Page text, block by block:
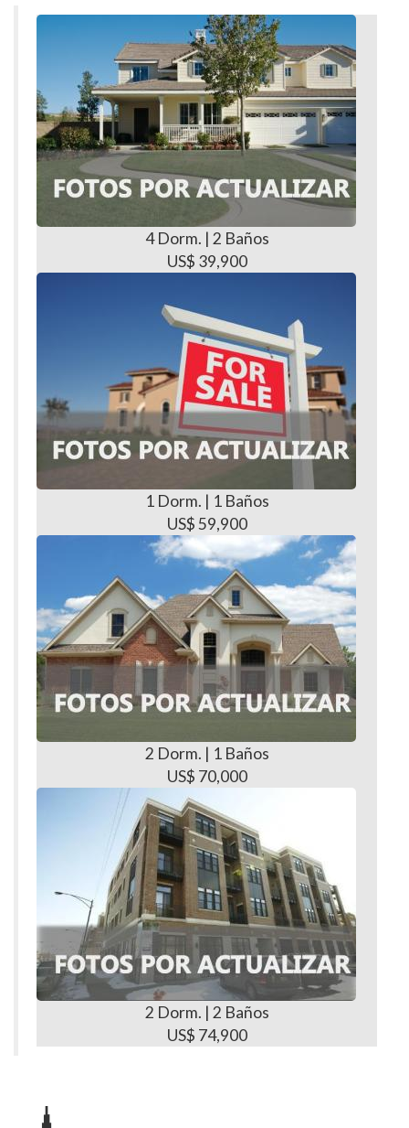
4 Dorm. | 2 Baños
US$ 39,900
1 Dorm. | 1 Baños
US$ 59,900
2 Dorm. | 1 Baños
US$ 70,000
2 Dorm. | 2 Baños
US$ 74,900